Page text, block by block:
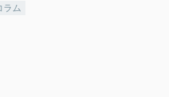
ラム